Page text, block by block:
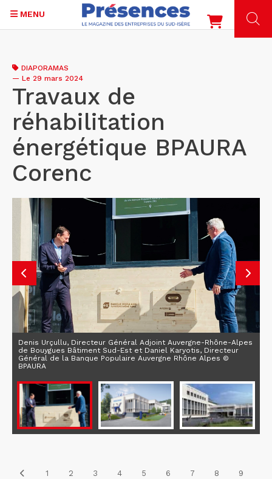
contenu
principal
MENU
DIAPORAMAS
— Le 29 mars 2024
Travaux de
réhabilitation
énergétique BPAURA
Corenc
Denis Urçullu, Directeur Général Adjoint Auvergne-Rhône-Alpes
de Bouygues Bâtiment Sud-Est et Daniel Karyotis, Directeur
Général de la Banque Populaire Auvergne Rhône Alpes ©
BPAURA
1 2 3 4 5 6 7 8 9